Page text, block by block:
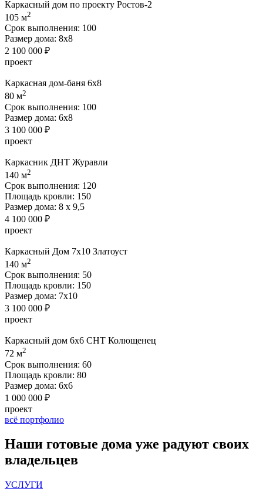
Каркасный дом по проекту Ростов-2
105 м2
Срок выполнения: 100
Размер дома: 8х8
2 100 000 ₽
проект
Каркасная дом-баня 6х8
80 м2
Срок выполнения: 100
Размер дома: 6х8
3 100 000 ₽
проект
Каркасник ДНТ Журавли
140 м2
Срок выполнения: 120
Площадь кровли: 150
Размер дома: 8 х 9,5
4 100 000 ₽
проект
Каркасный Дом 7х10 Златоуст
140 м2
Срок выполнения: 50
Площадь кровли: 150
Размер дома: 7х10
3 100 000 ₽
проект
Каркасный дом 6х6 СНТ Колющенец
72 м2
Срок выполнения: 60
Площадь кровли: 80
Размер дома: 6х6
1 000 000 ₽
проект
всё портфолио
Наши готовые дома уже радуют своих
владельцев
УСЛУГИ